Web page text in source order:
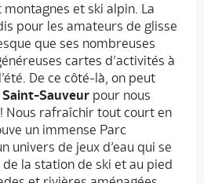
et ski alpin. La
pour les amateurs de glisse
que ses nombreuses
cartes d’activités à
De ce côté-là, on peut
Sauveur pour nous
Nous rafraîchir tout court en
un immense Parc
univers de jeux d’eau qui se
la station de ski et au pied